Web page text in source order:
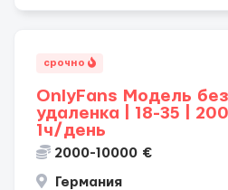
срочно
OnlyFans Модель без
удаленка | 18-35 |
1ч/день
2000-10000 €
Германия